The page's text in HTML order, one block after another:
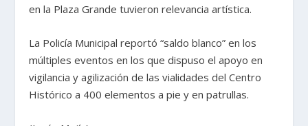
en la Plaza Grande tuvieron relevancia artística.
La Policía Municipal reportó “saldo blanco” en los
múltiples eventos en los que dispuso el apoyo en
vigilancia y agilización de las vialidades del Centro
Histórico a 400 elementos a pie y en patrullas.